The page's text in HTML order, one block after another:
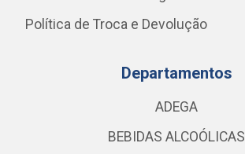
Política de Troca e Devolução
Departamentos
ADEGA
BEBIDAS ALCOÓLICAS